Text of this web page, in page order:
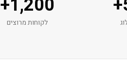
לקוחות מרוצים